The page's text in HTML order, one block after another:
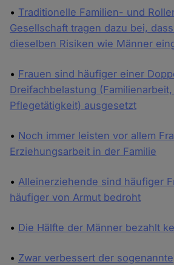
• Traditionelle Familien- und
Gesellschaft tragen dazu bei,
dieselben Risiken wie Männer
• Frauen sind häufiger einer
Dreifachbelastung
Pflegetätigkeit) ausgesetzt
• Noch immer leisten vor allem
Erziehungsarbeit in der Familie
•Alleinerziehende sind häufiger
häufiger von Armut bedroht
• Die Hälfte der Männer bezahlt
• Zwar verbessert der sogenannte